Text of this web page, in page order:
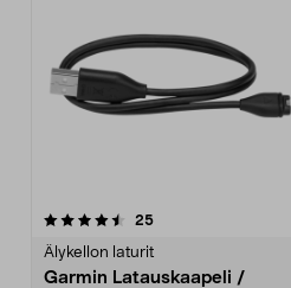
25arvostelut
Älykellon laturit
Garmin Latauskaapeli /
4.5viidestä